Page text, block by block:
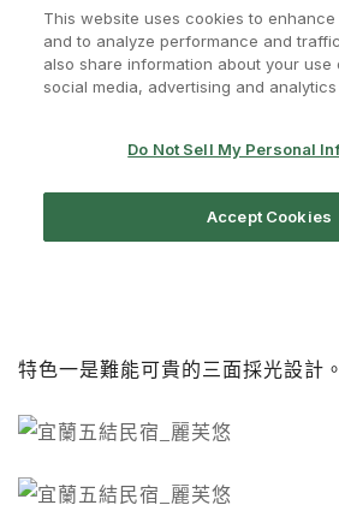
特色一是難能可貴的三面採光設計。